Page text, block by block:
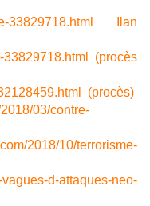
33829718.html Ilan
33829718.html (procès
(procès)
03/contre-
2018/10/terrorisme-
d-attaques-neo-